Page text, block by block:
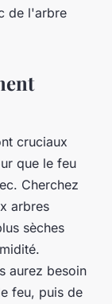
de l'arbre
cruciaux
que le feu
Cherchez
arbres
sèches
aurez besoin
feu, puis de